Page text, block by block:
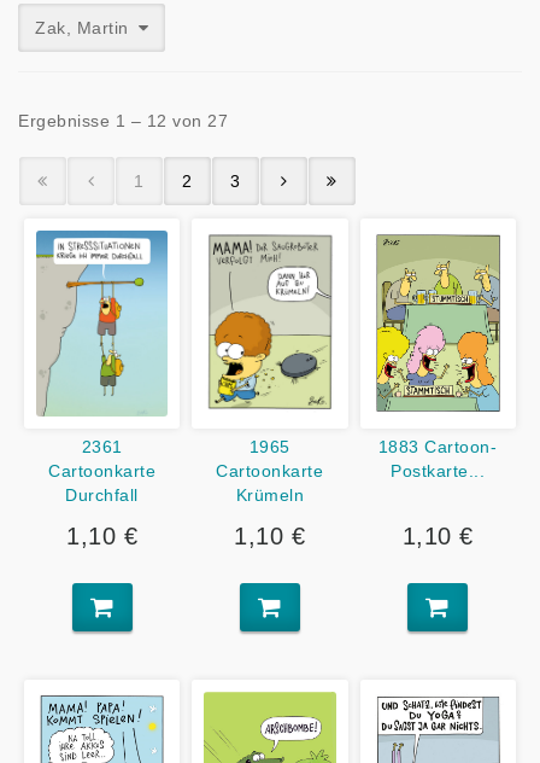
Zak, Martin
Ergebnisse 1 – 12 von 27
1 2 3
2361
Cartoonkarte
Durchfall
1,10 €
1965
Cartoonkarte
Krümeln
1,10 €
1883 Cartoon-
Postkarte...
1,10 €